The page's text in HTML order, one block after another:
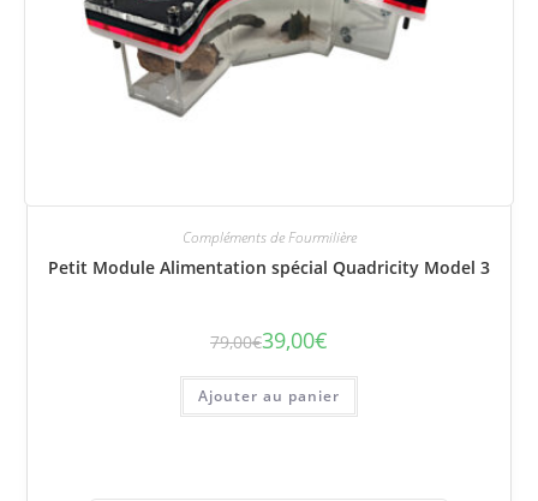
Compléments de Fourmilière
Petit Module Alimentation spécial Quadricity Model 3
79,00€ Le
initial
était :
79,00€.
39,00€
Le
actuel
est :
39,00€.
Ajouter au panier